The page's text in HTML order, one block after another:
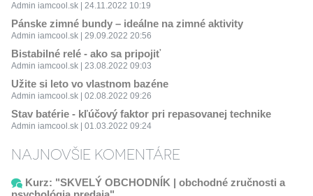
Admin iamcool.sk | 24.11.2022 10:19
Pánske zimné bundy – ideálne na zimné aktivity
Admin iamcool.sk | 29.09.2022 20:56
Bistabilné relé - ako sa pripojiť
Admin iamcool.sk | 23.08.2022 09:03
Užite si leto vo vlastnom bazéne
Admin iamcool.sk | 02.08.2022 09:26
Stav batérie - kľúčový faktor pri repasovanej technike
Admin iamcool.sk | 01.03.2022 09:24
NAJNOVŠIE KOMENTÁRE
Kurz: "SKVELÝ OBCHODNÍK | obchodné zručnosti a